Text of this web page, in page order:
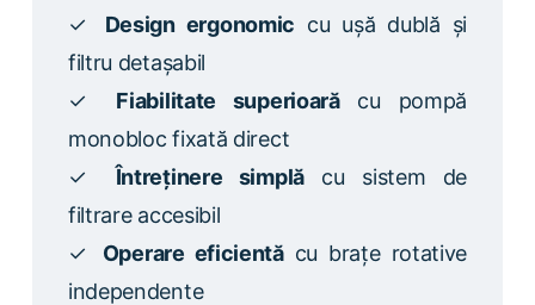
✓ Design ergonomic cu ușă dublă și
filtru detașabil
✓ Fiabilitate superioarăcu pompă
monobloc fixată direct
✓ Întreținere simplăcu sistem de
filtrare accesibil
✓ Operare eficientăcu brațe rotative
independente